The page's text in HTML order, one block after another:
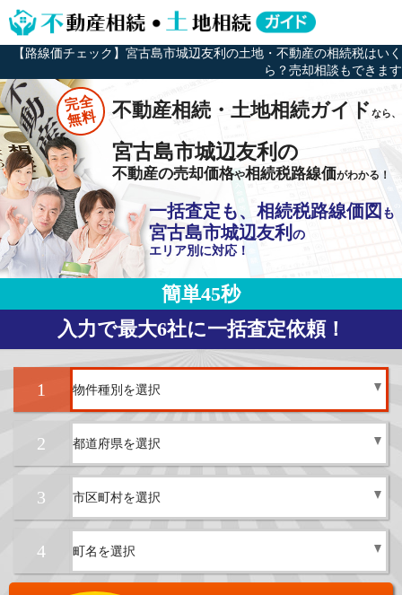
【路線価チェック】宮古島市城辺友利の土地・不動産の相続税はいく
ら？売却相談もできます
完全
無料 不動産相続・土地相続ガイドなら、
宮古島市城辺友利の
不動産の売却価格や相続税路線価がわかる！
一括査定も、相続税路線価図 も
宮古島市城辺友利 の
エリア別に対応！
簡単45秒
入力で最大6社に一括査定依頼！
1
2
3
4